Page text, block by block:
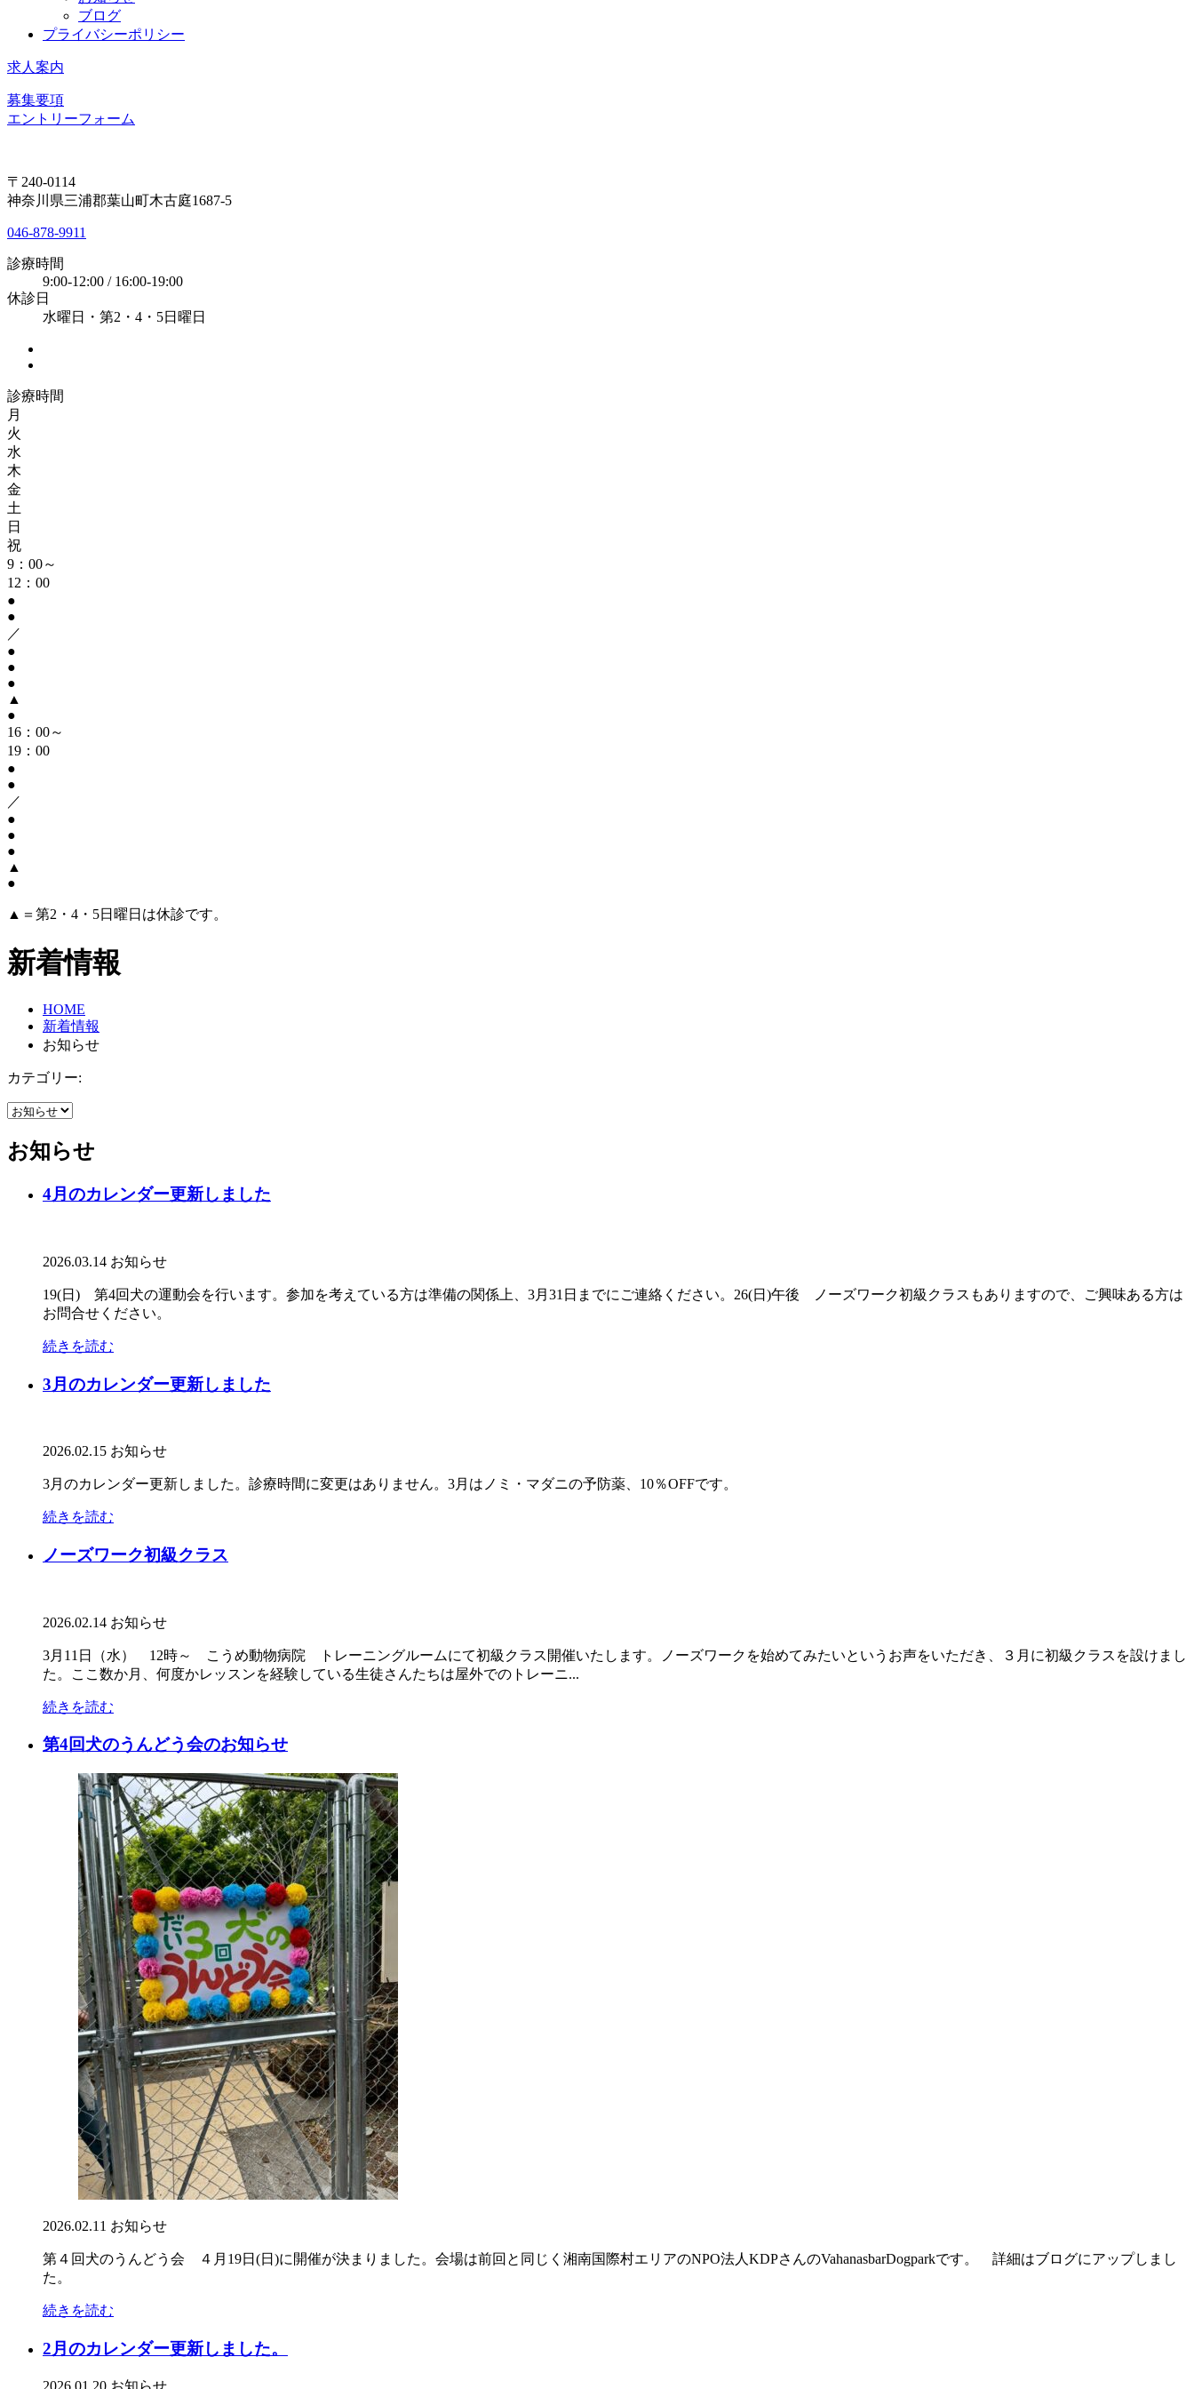
ブログ
プライバシーポリシー
求人案内
募集要項
エントリーフォーム
〒240-0114
神奈川県三浦郡葉山町木古庭1687-5
046-878-9911
診療時間
9:00-12:00 / 16:00-19:00
休診日
水曜日・第2・4・5日曜日
診療時間
月
火
水
木
金
土
日
祝
9：00～
12：00
●
●
／
●
●
●
▲
●
16：00～
19：00
●
●
／
●
●
●
▲
●
▲＝第2・4・5日曜日は休診です。
新着情報
HOME
新着情報
お知らせ
カテゴリー:
お知らせ
4月のカレンダー更新しました
2026.03.14 お知らせ
19(日) 第4回犬の運動会を行います。参加を考えている方は準備の関係上、3月31日までにご連絡ください。26(日)午後 ノーズワーク初級クラスもありますので、ご興味ある方は
お問合せください。
続きを読む
3月のカレンダー更新しました
2026.02.15 お知らせ
3月のカレンダー更新しました。診療時間に変更はありません。3月はノミ・マダニの予防薬、10％OFFです。
続きを読む
ノーズワーク初級クラス
2026.02.14 お知らせ
3月11日（水） 12時～ こうめ動物病院 トレーニングルームにて初級クラス開催いたします。ノーズワークを始めてみたいというお声をいただき、３月に初級クラスを設けまし
た。ここ数か月、何度かレッスンを経験している生徒さんたちは屋外でのトレーニ...
続きを読む
第4回犬のうんどう会のお知らせ
2026.02.11 お知らせ
第４回犬のうんどう会 ４月19日(日)に開催が決まりました。会場は前回と同じく湘南国際村エリアのNPO法人KDPさんのVahanasbarDogparkです。 詳細はブログにアップしまし
た。
続きを読む
2月のカレンダー更新しました。
2026.01.20 お知らせ